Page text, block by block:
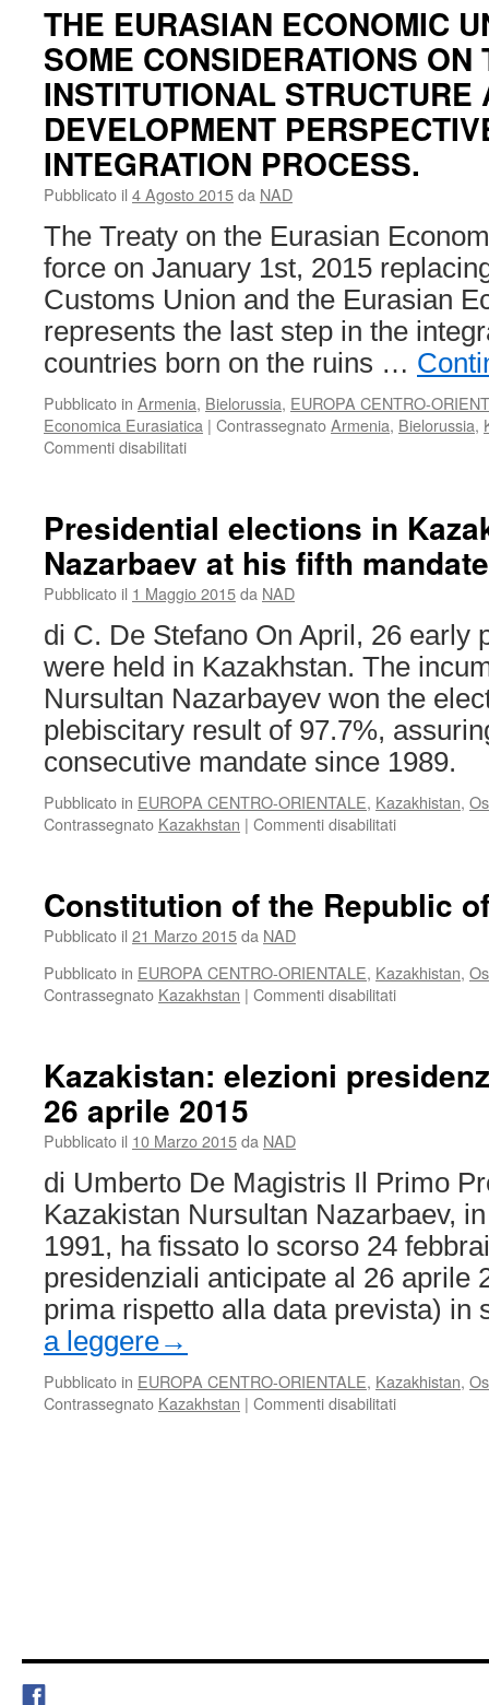
and
the
Eurasian
Economic
Union:
moving
towards
cooperation”
THE EURASIAN ECONOMIC
SOME CONSIDERATIONS ON
INSTITUTIONAL STRUCTURE
DEVELOPMENT
INTEGRATION PROCESS.
Pubblicato il 4 Agosto 2015da NAD
The Treaty on the Eurasian
force on January 1st, 2015
Customs Union and the Eurasian
represents the last step in the
countries born on the ruins …
Pubblicato in Armenia, Bielorussia, EUROPA CENTRO-
Economica Eurasiatica | ContrassegnatoArmenia, Bielorussia,
Commenti disabilitatisu
UNION
(EEU):
SOME
CONSIDERATIONS
ON
THE
EEU
INSTITUTIONAL
STRUCTURE
AND
ON
DEVELOPMENT
PERSPECTIVES
OF
THE
Presidential elections in
Nazarbaev at his fifth mandate
Pubblicato il 1 Maggio 2015da NAD
di C. De Stefano On April, 26 early
were held in Kazakhstan. The
Nursultan Nazarbayev won the
plebiscitary result of 97.7%,
consecutive mandate since 1989.
Pubblicato in EUROPA CENTRO-ORIENTALE, Kazakhistan,
Contrassegnato Kazakhstan | Commenti disabilitatisu
Kazakhstan,
his
fifth
Constitution of the Republic
Pubblicato il 21 Marzo 2015da NAD
Pubblicato in EUROPA CENTRO-ORIENTALE, Kazakhistan,
Contrassegnato Kazakhstan | Commenti disabilitatisu
Republic
Kazakistan: elezioni
26 aprile 2015
Pubblicato il 10 Marzo 2015da NAD
di Umberto De Magistris Il Primo
Kazakistan Nursultan Nazarbaev,
1991, ha fissato lo scorso 24
presidenziali anticipate al 26 aprile
prima rispetto alla data prevista)
a leggere→
Pubblicato in EUROPA CENTRO-ORIENTALE, Kazakhistan,
Contrassegnato Kazakhstan | Commenti disabilitatisu